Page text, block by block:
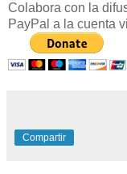
Colabora con la
PayPal a la cuenta
Compartir